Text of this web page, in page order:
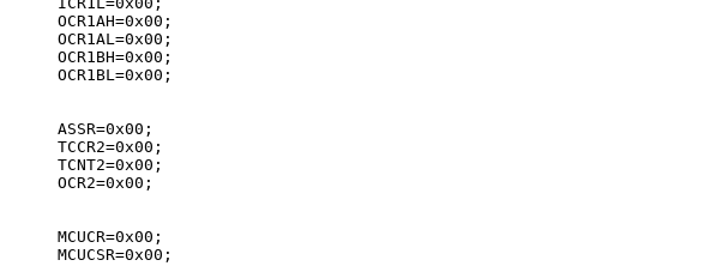
OCR1AH=0x00;
OCR1AL=0x00;
OCR1BH=0x00;
OCR1BL=0x00;
ASSR=0x00;
TCCR2=0x00;
TCNT2=0x00;
OCR2=0x00;
MCUCR=0x00;
MCUCSR=0x00;